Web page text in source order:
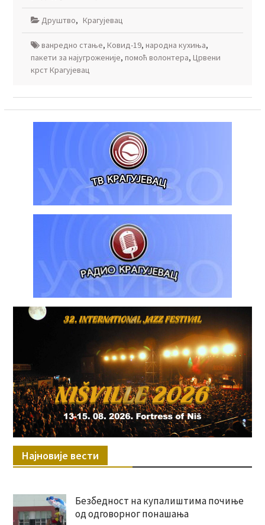
Друштво, Крагујевац
ванредно стање, Ковид-19, народна кухиња,
пакети за најугроженије, помоћ волонтера, Црвени
крст Крагујевац
Најновије вести
Безбедност на купалиштима почиње
од одговорног понашања